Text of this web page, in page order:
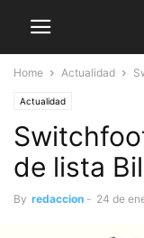
Home Actualidad
Actualidad
de lista
By redaccion - 24 de